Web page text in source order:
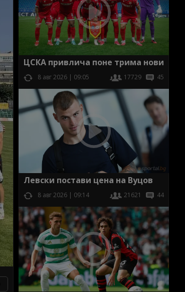
ЦСКА привлича поне трима нови
8 авг 2026 | 09:05 17729 45
Левски постави цена на Вуцов
8 авг 2026 | 09:14 21621 44